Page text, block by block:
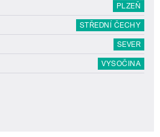
PLZEŇ
STŘEDNÍ ČECHY
SEVER
VYSOČINA